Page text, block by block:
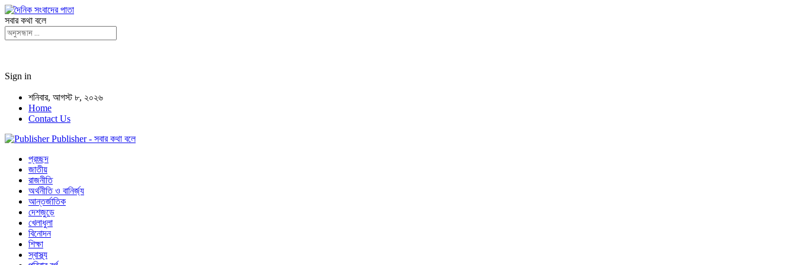
সবার কথা বলে
Sign in
শনিবার, আগস্ট ৮, ২০২৬
Home
Contact Us
Publisher - সবার কথা বলে
প্রচ্ছদ
জাতীয়
রাজনীতি
অর্থনীতি ও বানির্জ্য
আন্তর্জাতিক
দেশজুড়ে
খেলাধুলা
বিনোদন
শিক্ষা
স্বাস্থ্য